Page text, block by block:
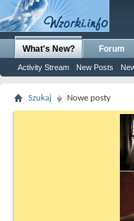
What's New?
Activity Stream New Posts
Forum
Szukaj Nowe posty